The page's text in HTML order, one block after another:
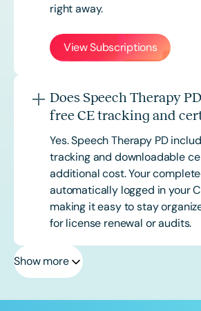
right away.
View Subscriptions
Does Speech Therapy
free CE tracking and
Yes. Speech Therapy PD
tracking and downloadable
additional cost. Your
automatically logged in your
making it easy to stay
for license renewal or audits.
Show more